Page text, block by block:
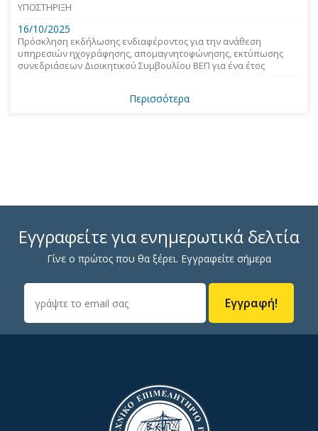
ΥΠΟΣΤΗΡΙΞΗ
16/10/2025
Πρόσκληση εκδήλωσης ενδιαφέροντος για την ανάθεση
υπηρεσιών ηχογράφησης, απομαγνητοφώνησης, εκτύπωσης
συνεδριάσεων Διοικητικού Συμβουλίου ΒΕΠ για ένα έτος
Περισσότερα
Εγγραφείτε για ενημερωτικά δελτία
Γίνε ο πρώτος που θα ξέρει. Εγγραφείτε σήμερα
Εγγραφή!